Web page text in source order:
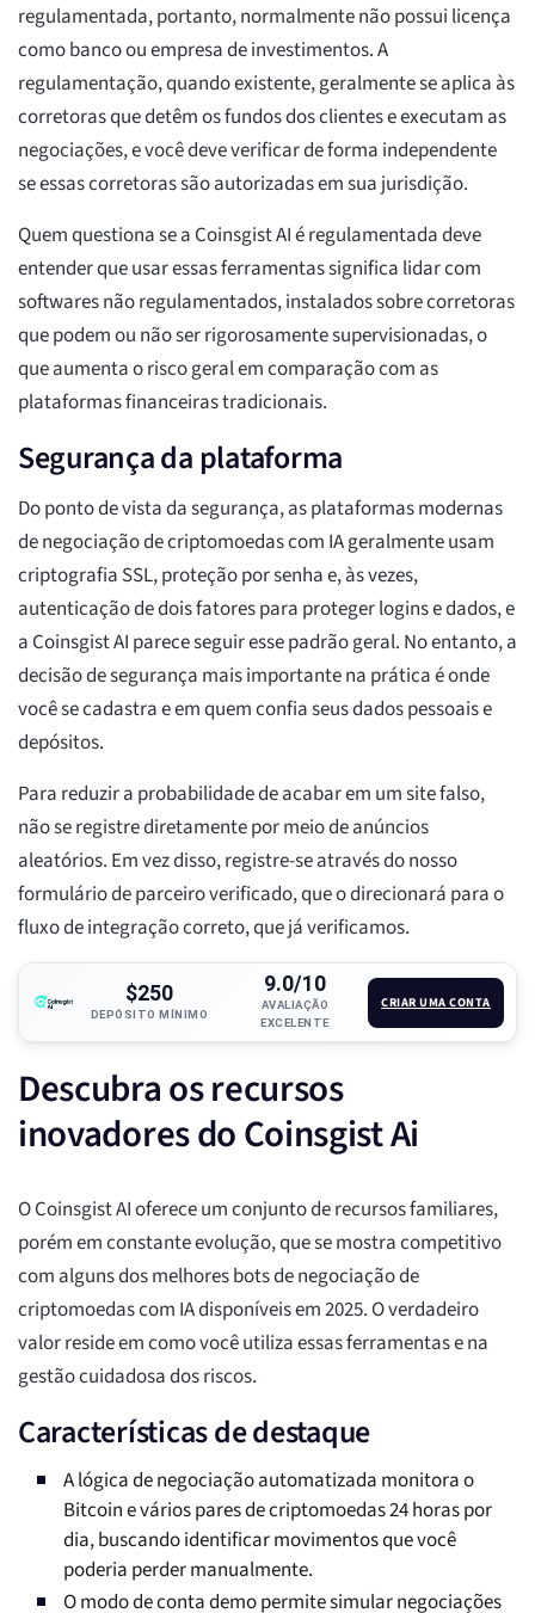
regulamentada, portanto, normalmente não possui licença
como banco ou empresa de investimentos. A
regulamentação, quando existente, geralmente se aplica às
corretoras que detêm os fundos dos clientes e executam as
negociações, e você deve verificar de forma independente
se essas corretoras são autorizadas em sua jurisdição.
Quem questiona se a Coinsgist AI é regulamentada deve
entender que usar essas ferramentas significa lidar com
softwares não regulamentados, instalados sobre corretoras
que podem ou não ser rigorosamente supervisionadas, o
que aumenta o risco geral em comparação com as
plataformas financeiras tradicionais.
Segurança da plataforma
Do ponto de vista da segurança, as plataformas modernas
de negociação de criptomoedas com IA geralmente usam
criptografia SSL, proteção por senha e, às vezes,
autenticação de dois fatores para proteger logins e dados, e
a Coinsgist AI parece seguir esse padrão geral. No entanto, a
decisão de segurança mais importante na prática é onde
você se cadastra e em quem confia seus dados pessoais e
depósitos.
Para reduzir a probabilidade de acabar em um site falso,
não se registre diretamente por meio de anúncios
aleatórios. Em vez disso, registre-se através do nosso
formulário de parceiro verificado, que o direcionará para o
fluxo de integração correto, que já verificamos.
$250
DEPÓSITO MÍNIMO
9.0/10
AVALIAÇÃO
EXCELENTE
CRIAR UMA CONTA
Descubra os recursos
inovadores do Coinsgist Ai
O Coinsgist AI oferece um conjunto de recursos familiares,
porém em constante evolução, que se mostra competitivo
com alguns dos melhores bots de negociação de
criptomoedas com IA disponíveis em 2025. O verdadeiro
valor reside em como você utiliza essas ferramentas e na
gestão cuidadosa dos riscos.
Características de destaque
A lógica de negociação automatizada monitora o
Bitcoin e vários pares de criptomoedas 24 horas por
dia, buscando identificar movimentos que você
poderia perder manualmente.
O modo de conta demo permite simular negociações